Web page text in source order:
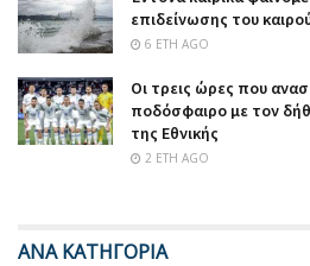
επιδείνωσης του
6 ΈΤΗ AGO
Οι τρεις ώρες που
ποδόσφαιρο με τον
της Εθνικής
2 ΈΤΗ AGO
ΑΝΑ ΚΑΤΗΓΟΡΙΑ